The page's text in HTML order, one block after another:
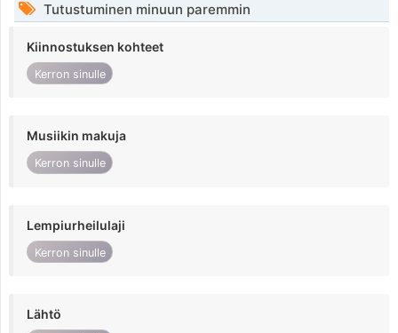
Tutustuminen minuun paremmin
Kiinnostuksen kohteet
Kerron sinulle
Musiikin makuja
Kerron sinulle
Lempiurheilulaji
Kerron sinulle
Lähtö